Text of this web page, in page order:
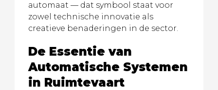
automaat — dat symbool staat voor
zowel technische innovatie als
creatieve benaderingen in de sector.
De Essentie van
Automatische Systemen
in Ruimtevaart